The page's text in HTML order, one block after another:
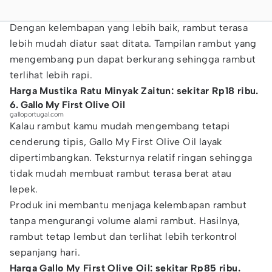
Dengan kelembapan yang lebih baik, rambut terasa
lebih mudah diatur saat ditata. Tampilan rambut yang
mengembang pun dapat berkurang sehingga rambut
terlihat lebih rapi.
Harga Mustika Ratu Minyak Zaitun: sekitar Rp18 ribu.
6. Gallo My First Olive Oil
galloportugal.com
Kalau rambut kamu mudah mengembang tetapi
cenderung tipis, Gallo My First Olive Oil layak
dipertimbangkan. Teksturnya relatif ringan sehingga
tidak mudah membuat rambut terasa berat atau
lepek.
Produk ini membantu menjaga kelembapan rambut
tanpa mengurangi volume alami rambut. Hasilnya,
rambut tetap lembut dan terlihat lebih terkontrol
sepanjang hari.
Harga Gallo My First Olive Oil: sekitar Rp85 ribu.